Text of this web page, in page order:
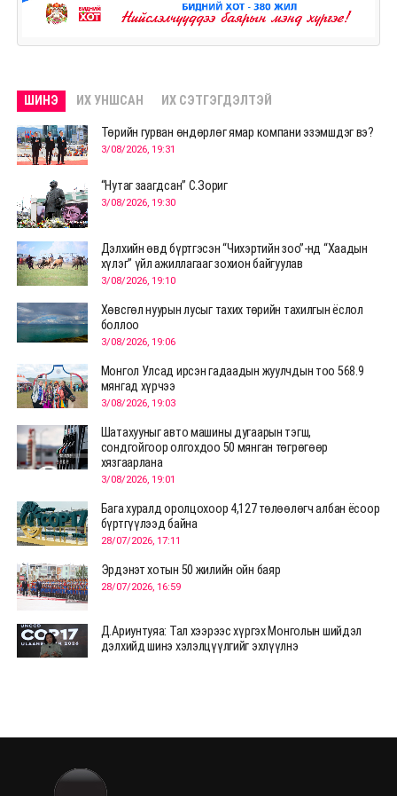
ШИНЭ ИХ УНШСАН ИХ СЭТГЭГДЭЛТЭЙ
Төрийн гурван өндөрлөг ямар компани эзэмшдэг вэ?
3/08/2026, 19:31
“Нутаг заагдсан” С.Зориг
3/08/2026, 19:30
Дэлхийн өвд бүртгэсэн “Чихэртийн зоо”-нд “Хаадын
хүлэг” үйл ажиллагааг зохион байгуулав
3/08/2026, 19:10
Хөвсгөл нуурын лусыг тахих төрийн тахилгын ёслол
боллоо
3/08/2026, 19:06
Монгол Улсад ирсэн гадаадын жуулчдын тоо 568.9
мянгад хүрчээ
3/08/2026, 19:03
Шатахууныг авто машины дугаарын тэгш,
сондгойгоор олгохдоо 50 мянган төгрөгөөр
хязгаарлана
3/08/2026, 19:01
Бага хуралд оролцохоор 4,127 төлөөлөгч албан ёсоор
бүртгүүлээд байна
28/07/2026, 17:11
Эрдэнэт хотын 50 жилийн ойн баяр
28/07/2026, 16:59
Д.Ариунтуяа: Тал хээрээс хүргэх Монголын шийдэл
дэлхийд шинэ хэлэлцүүлгийг эхлүүлнэ
28/07/2026, 12:04